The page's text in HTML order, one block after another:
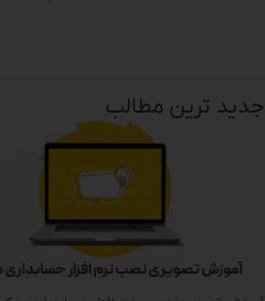
جدید ترین مطالب